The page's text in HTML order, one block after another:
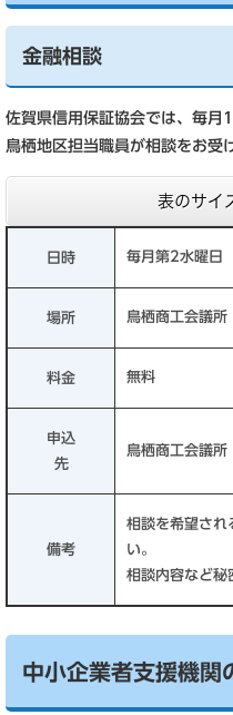
金融相談
佐賀県信用保証協会では、毎月
鳥栖地区担当職員が相談をお受
表のサイ
日時 毎月第2水曜
場所 鳥栖商工会議
料金 無料
申込
先
鳥栖商工会議
備考
相談を希望され
い。
相談内容など秘
中小企業者支援機関